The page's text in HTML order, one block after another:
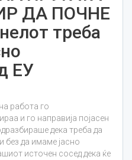
ДА ПОЧНЕ
треба
ЕУ
работа го
и го направија појасен
дека треба да
без да имаме јасно
источен сосед дека ќе